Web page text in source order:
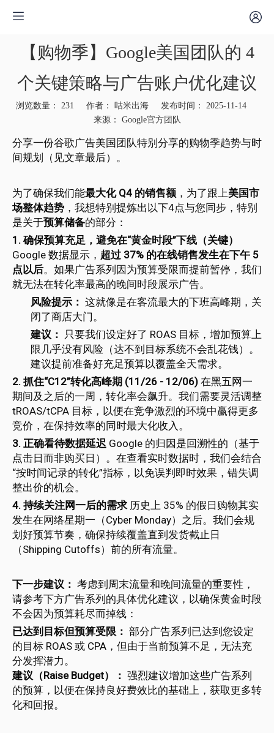
【购物季】Google美国团队的 4
个关键策略与广告账户优化建议
浏览数量： 231 作者： 咕米出海 发布时间： 2025-11-14
来源： Google官方团队
["facebook","twitter","line","wechat","linkedin","pinterest","whatsapp"]
分享一份谷歌广告美国团队特别分享的购物季趋势与时
间规划（见文章最后）。
为了确保我们能最大化 Q4 的销售额 ，为了跟上美国市
场整体趋势 ，我想特别提炼出以下4点与您同步，特别
是关于预算储备的部分：
1. 确保预算充足，避免在“黄金时段”下线（关键）
Google 数据显示， 超过 37% 的在线销售发生在下午 5
点以后。如果广告系列因为预算受限而提前暂停，我们
就无法在转化率最高的晚间时段展示广告。
风险提示： 这就像是在客流最大的下班高峰期，关
闭了商店大门。
建议： 只要我们设定好了 ROAS 目标，增加预算上
限几乎没有风险（达不到目标系统不会乱花钱）。
建议提前准备好充足预算以覆盖全天需求。
2. 抓住“C12”转化高峰期 (11/26 - 12/06) 在黑五网一
期间及之后的一周，转化率会飙升。我们需要灵活调整
tROAS/tCPA 目标，以便在竞争激烈的环境中赢得更多
竞价，在保持效率的同时最大化收入。
3. 正确看待数据延迟 Google 的归因是回溯性的（基于
点击日而非购买日）。在查看实时数据时，我们会结合
“按时间记录的转化”指标，以免误判即时效果，错失调
整出价的机会。
4. 持续关注网一后的需求历史上 35% 的假日购物其实
发生在网络星期一（Cyber Monday）之后。我们会规
划好预算节奏，确保持续覆盖直到发货截止日
（Shipping Cutoffs）前的所有流量。
下一步建议： 考虑到周末流量和晚间流量的重要性，
请参考下方广告系列的具体优化建议，以确保黄金时段
不会因为预算耗尽而掉线：
已达到目标但预算受限： 部分广告系列已达到您设定
的目标 ROAS 或 CPA，但由于当前预算不足，无法充
分发挥潜力。
建议（Raise Budget）： 强烈建议增加这些广告系列
的预算，以便在保持良好费效比的基础上，获取更多转
化和回报。